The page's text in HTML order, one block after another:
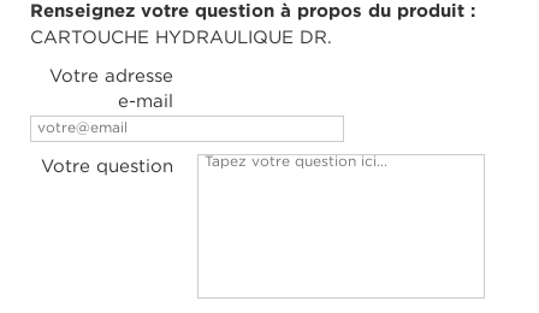
Renseignez votre question à propos du produit :
CARTOUCHE HYDRAULIQUE DR.
Votre adresse
e-mail
Votre question